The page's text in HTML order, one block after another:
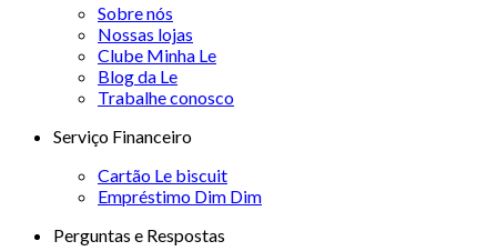
Sobre nós
Nossas lojas
Clube Minha Le
Blog da Le
Trabalhe conosco
Serviço Financeiro
Cartão Le biscuit
Empréstimo Dim Dim
Perguntas e Respostas